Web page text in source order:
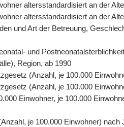
altersstandardisiert an der
altersstandardisiert an der
und Art der Betreuung,
und
Region, ab 1990
(Anzahl, je 100.000
(Anzahl, je 100.000
Einwohner, je 100.000
je 100.000 Einwohner)